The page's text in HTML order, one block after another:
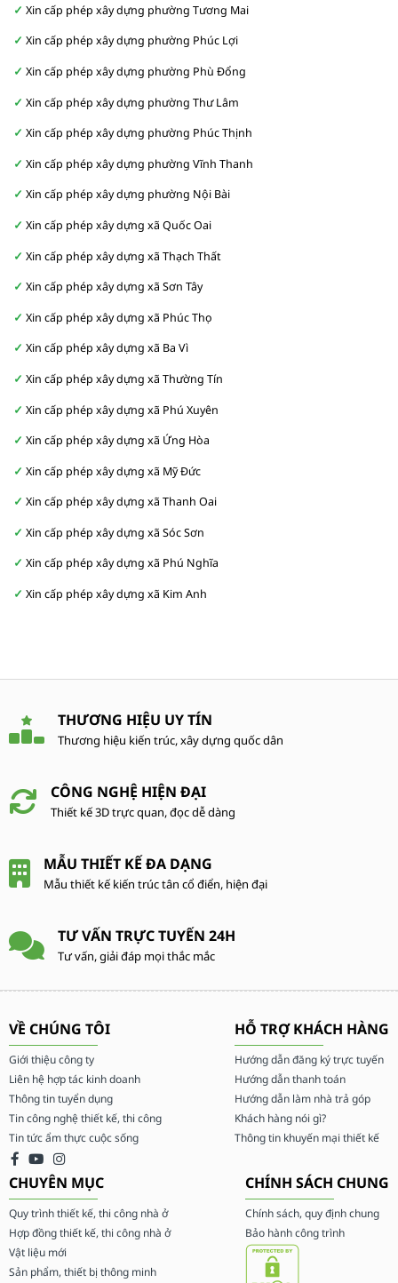
Xin cấp phép xây dựng phường Tương Mai
Xin cấp phép xây dựng phường Phúc Lợi
Xin cấp phép xây dựng phường Phù Đổng
Xin cấp phép xây dựng phường Thư Lâm
Xin cấp phép xây dựng phường Phúc Thịnh
Xin cấp phép xây dựng phường Vĩnh Thanh
Xin cấp phép xây dựng phường Nội Bài
Xin cấp phép xây dựng xã Quốc Oai
Xin cấp phép xây dựng xã Thạch Thất
Xin cấp phép xây dựng xã Sơn Tây
Xin cấp phép xây dựng xã Phúc Thọ
Xin cấp phép xây dựng xã Ba Vì
Xin cấp phép xây dựng xã Thường Tín
Xin cấp phép xây dựng xã Phú Xuyên
Xin cấp phép xây dựng xã Ứng Hòa
Xin cấp phép xây dựng xã Mỹ Đức
Xin cấp phép xây dựng xã Thanh Oai
Xin cấp phép xây dựng xã Sóc Sơn
Xin cấp phép xây dựng xã Phú Nghĩa
Xin cấp phép xây dựng xã Kim Anh
THƯƠNG HIỆU UY TÍN
Thương hiệu kiến trúc, xây dựng quốc dân
CÔNG NGHỆ HIỆN ĐẠI
Thiết kế 3D trực quan, đọc dễ dàng
MẪU THIẾT KẾ ĐA DẠNG
Mẫu thiết kế kiến trúc tân cổ điển, hiện đại
TƯ VẤN TRỰC TUYẾN 24H
Tư vấn, giải đáp mọi thắc mắc
VỀ CHÚNG TÔI
Giới thiệu công ty
Liên hệ hợp tác kinh doanh
Thông tin tuyển dụng
Tin công nghệ thiết kế, thi công
Tin tức ẩm thực cuộc sống
HỖ TRỢ KHÁCH HÀNG
Hướng dẫn đăng ký trực tuyến
Hướng dẫn thanh toán
Hướng dẫn làm nhà trả góp
Khách hàng nói gì?
Thông tin khuyến mại thiết kế
CHUYÊN MỤC
Quy trình thiết kế, thi công nhà ở
Hợp đồng thiết kế, thi công nhà ở
Vật liệu mới
Sản phẩm, thiết bị thông minh
CHÍNH SÁCH CHUNG
Chính sách, quy định chung
Bảo hành công trình